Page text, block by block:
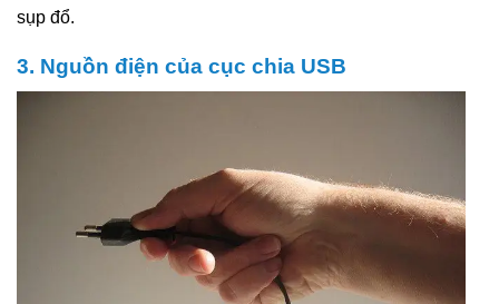
sụp đổ.
3. Nguồn điện của cục chia USB